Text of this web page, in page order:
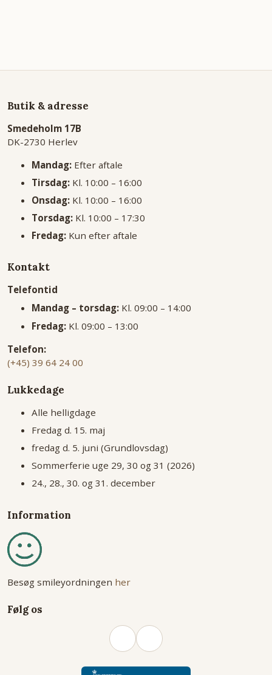
Butik & adresse
Smedeholm 17B
DK-2730 Herlev
Mandag: Efter aftale
Tirsdag: Kl. 10:00 – 16:00
Onsdag: Kl. 10:00 – 16:00
Torsdag: Kl. 10:00 – 17:30
Fredag: Kun efter aftale
Kontakt
Telefontid
Mandag – torsdag: Kl. 09:00 – 14:00
Fredag: Kl. 09:00 – 13:00
Telefon:
(+45) 39 64 24 00
Lukkedage
Alle helligdage
Fredag d. 15. maj
fredag d. 5. juni (Grundlovsdag)
Sommerferie uge 29, 30 og 31 (2026)
24., 28., 30. og 31. december
Information
Besøg smileyordningen her
Følg os